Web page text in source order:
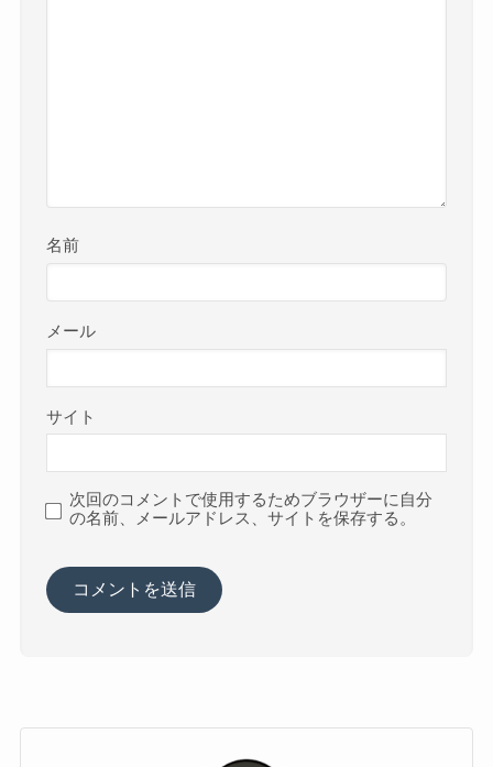
名前
メール
サイト
次回のコメントで使用するためブラウザーに自分
の名前、メールアドレス、サイトを保存する。